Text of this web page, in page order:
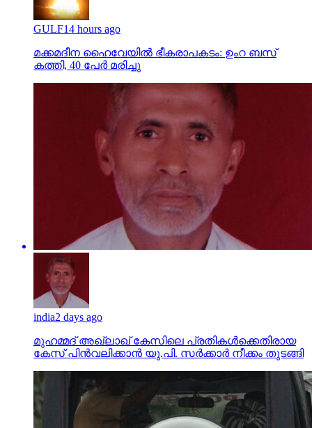
GULF14 hours ago
മക്കമദീന ഹൈവേയില്‍ ഭീകരാപകടം: ഉംറ ബസ്
കത്തി, 40 പേര്‍ മരിച്ചു
india2 days ago
മുഹമ്മദ് അഖ്‌ലാഖ് കേസിലെ പ്രതികള്‍ക്കെതിരായ
കേസ് പിന്‍വലിക്കാന്‍ യു.പി. സര്‍ക്കാര്‍ നീക്കം തുടങ്ങി